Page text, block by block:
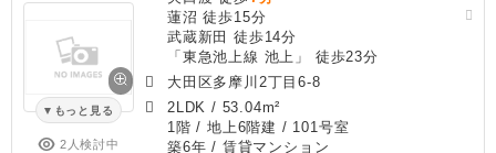
もっと見る
2人検討中
蓮沼 徒歩15分
武蔵新田 徒歩14分
「東急池上線 池上」 徒歩23分
大田区多摩川2丁目6-8
2LDK / 53.04m²
1階 / 地上6階建 / 101号室
築6年 / 賃貸マンション